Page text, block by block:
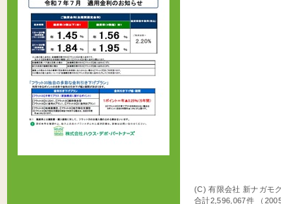
(C) 有限会社 新ナガモク
合計2,596,067件 （